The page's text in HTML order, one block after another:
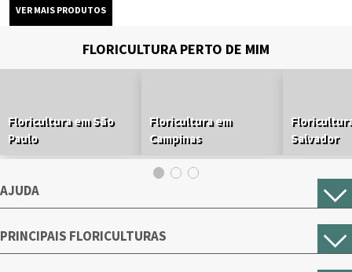
FLORICULTURA PERTO DE MIM
Floricultura em São
Paulo
Floricultura em
Campinas
Salvador
AJUDA
PRINCIPAIS FLORICULTURAS